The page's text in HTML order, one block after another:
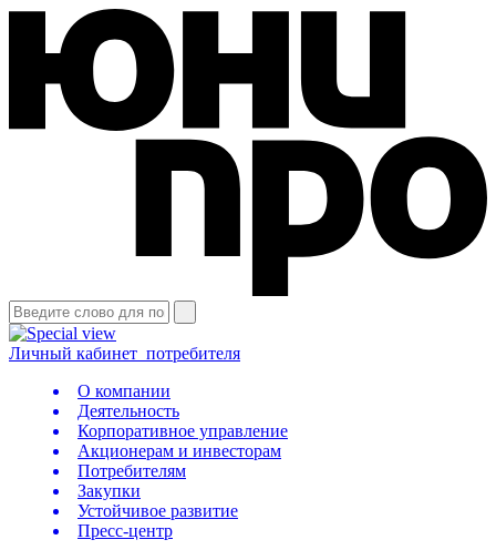
Личный кабинет потребителя
О компании
Деятельность
Корпоративное управление
Акционерам и инвесторам
Потребителям
Закупки
Устойчивое развитие
Пресс-центр